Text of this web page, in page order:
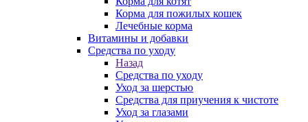
Корма для пожилых кошек
Лечебные корма
Витамины и добавки
Средства по уходу
Назад
Средства по уходу
Уход за шерстью
Средства для приучения к чистоте
Уход за глазами